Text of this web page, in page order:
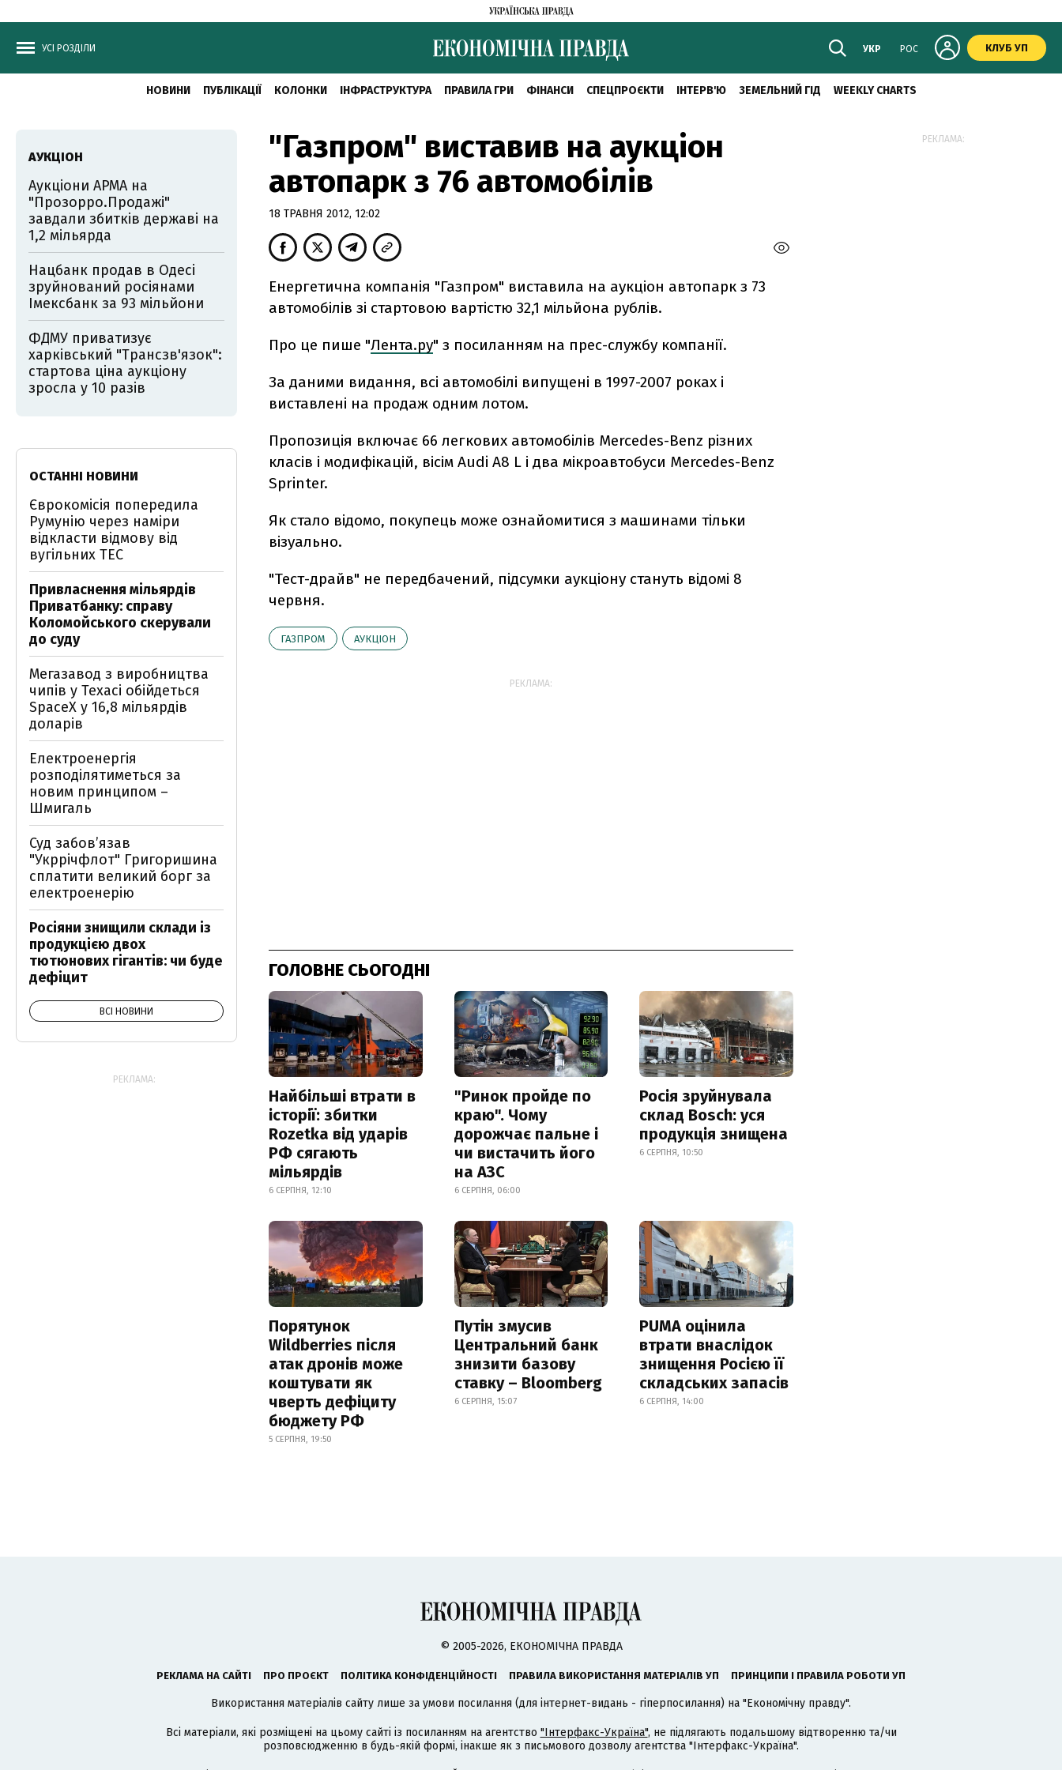
УСІ РОЗДІЛИ УКР РОС КЛУБ УП
НОВИНИ ПУБЛІКАЦІЇ КОЛОНКИ ІНФРАСТРУКТУРА ПРАВИЛА ГРИ ФІНАНСИ СПЕЦПРОЄКТИ ІНТЕРВ'Ю ЗЕМЕЛЬНИЙ ГІД WEEKLY CHARTS
"Газпром" виставив на аукціон
автопарк з 76 автомобілів
18 ТРАВНЯ 2012, 12:02
Енергетична компанія "Газпром" виставила на аукціон автопарк з 73
автомобілів зі стартовою вартістю 32,1 мільйона рублів.
Про це пише "Лента.ру" з посиланням на прес-службу компанії.
За даними видання, всі автомобілі випущені в 1997-2007 роках і
виставлені на продаж одним лотом.
Пропозиція включає 66 легкових автомобілів Mercedes-Benz різних
класів і модифікацій, вісім Audi A8 L і два мікроавтобуси Mercedes-Benz
Sprinter.
Як стало відомо, покупець може ознайомитися з машинами тільки
візуально.
"Тест-драйв" не передбачений, підсумки аукціону стануть відомі 8
червня.
ГАЗПРОМ АУКЦІОН
РЕКЛАМА:
ГОЛОВНЕ СЬОГОДНІ
Найбільші втрати в
історії: збитки
Rozetka від ударів
РФ сягають
мільярдів
6 СЕРПНЯ, 12:10
"Ринок пройде по
краю". Чому
дорожчає пальне і
чи вистачить його
на АЗС
6 СЕРПНЯ, 06:00
Росія зруйнувала
склад Bosch: уся
продукція знищена
6 СЕРПНЯ, 10:50
Порятунок
Wildberries після
атак дронів може
коштувати як
чверть дефіциту
бюджету РФ
5 СЕРПНЯ, 19:50
Путін змусив
Центральний банк
знизити базову
ставку – Bloomberg
6 СЕРПНЯ, 15:07
PUMA оцінила
втрати внаслідок
знищення Росією її
складських запасів
6 СЕРПНЯ, 14:00
АУКЦІОН
Аукціони АРМА на
"Прозорро.Продажі"
завдали збитків державі на
1,2 мільярда
Нацбанк продав в Одесі
зруйнований росіянами
Імексбанк за 93 мільйони
ФДМУ приватизує
харківський "Трансзв'язок":
стартова ціна аукціону
зросла у 10 разів
ОСТАННІ НОВИНИ
Єврокомісія попередила
Румунію через наміри
відкласти відмову від
вугільних ТЕС
Привласнення мільярдів
Приватбанку: справу
Коломойського скерували
до суду
Мегазавод з виробництва
чипів у Техасі обійдеться
SpaceX у 16,8 мільярдів
доларів
Електроенергія
розподілятиметься за
новим принципом –
Шмигаль
Суд забов’язав
"Укррічфлот" Григоришина
сплатити великий борг за
електроенерію
Росіяни знищили склади із
продукцією двох
тютюнових гігантів: чи буде
дефіцит
ВСІ НОВИНИ
РЕКЛАМА:
РЕКЛАМА:
© 2005-2026, ЕКОНОМІЧНА ПРАВДА
РЕКЛАМА НА САЙТІ ПРО ПРОЄКТ ПОЛІТИКА КОНФІДЕНЦІЙНОСТІ ПРАВИЛА ВИКОРИСТАННЯ МАТЕРІАЛІВ УП ПРИНЦИПИ І ПРАВИЛА РОБОТИ УП
Використання матеріалів сайту лише за умови посилання (для інтернет-видань - гіперпосилання) на "Економічну правду".
Всі матеріали, які розміщені на цьому сайті із посиланням на агентство "Інтерфакс-Україна", не підлягають подальшому відтворенню та/чи
розповсюдженню в будь-якій формі, інакше як з письмового дозволу агентства "Інтерфакс-Україна".